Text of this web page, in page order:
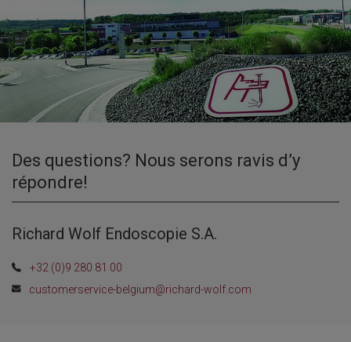
Des questions? Nous serons ravis d’y
répondre!
Richard Wolf Endoscopie S.A.
+32 (0)9 280 81 00
customerservice-belgium@richard-wolf.com